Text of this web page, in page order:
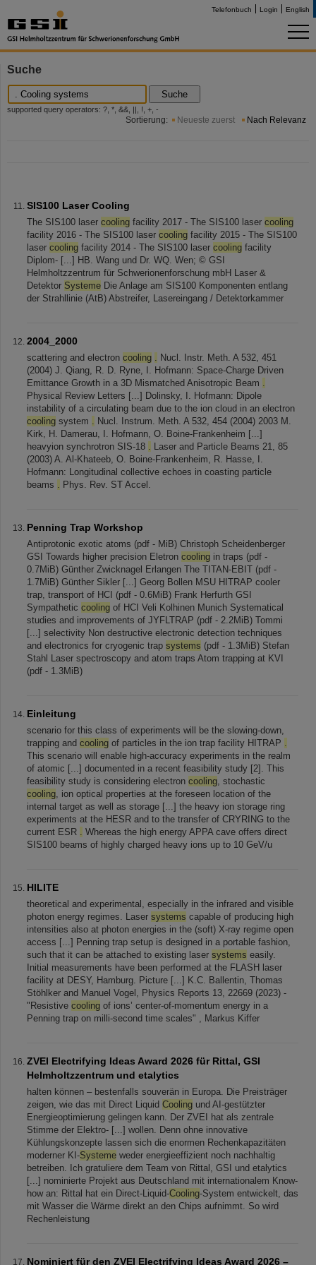
Telefonbuch Login English
Suche
Suche
supported query operators: ?, *, &&, ||, !, +, -
Sortierung: Neueste zuerst Nach Relevanz
SIS100 Laser Cooling
The SIS100 laser cooling facility 2017 - The SIS100 laser cooling
facility 2016 - The SIS100 laser cooling facility 2015 - The SIS100
laser cooling facility 2014 - The SIS100 laser cooling facility
Diplom- [...] HB. Wang und Dr. WQ. Wen; © GSI
Helmholtzzentrum für Schwerionenforschung mbH Laser &
Detektor Systeme Die Anlage am SIS100 Komponenten entlang
der Strahllinie (AtB) Abstreifer, Lasereingang / Detektorkammer
2004_2000
scattering and electron cooling . Nucl. Instr. Meth. A 532, 451
(2004) J. Qiang, R. D. Ryne, I. Hofmann: Space-Charge Driven
Emittance Growth in a 3D Mismatched Anisotropic Beam .
Physical Review Letters [...] Dolinsky, I. Hofmann: Dipole
instability of a circulating beam due to the ion cloud in an electron
cooling system . Nucl. Instrum. Meth. A 532, 454 (2004) 2003 M.
Kirk, H. Damerau, I. Hofmann, O. Boine-Frankenheim [...]
heavyion synchrotron SIS-18 . Laser and Particle Beams 21, 85
(2003) A. Al-Khateeb, O. Boine-Frankenheim, R. Hasse, I.
Hofmann: Longitudinal collective echoes in coasting particle
beams . Phys. Rev. ST Accel.
Penning Trap Workshop
Antiprotonic exotic atoms (pdf - MiB) Christoph Scheidenberger
GSI Towards higher precision Eletron cooling in traps (pdf -
0.7MiB) Günther Zwicknagel Erlangen The TITAN-EBIT (pdf -
1.7MiB) Günther Sikler [...] Georg Bollen MSU HITRAP cooler
trap, transport of HCI (pdf - 0.6MiB) Frank Herfurth GSI
Sympathetic cooling of HCI Veli Kolhinen Munich Systematical
studies and improvements of JYFLTRAP (pdf - 2.2MiB) Tommi
[...] selectivity Non destructive electronic detection techniques
and electronics for cryogenic trap systems (pdf - 1.3MiB) Stefan
Stahl Laser spectroscopy and atom traps Atom trapping at KVI
(pdf - 1.3MiB)
Einleitung
scenario for this class of experiments will be the slowing-down,
trapping and cooling of particles in the ion trap facility HITRAP .
This scenario will enable high-accuracy experiments in the realm
of atomic [...] documented in a recent feasibility study [2]. This
feasibility study is considering electron cooling, stochastic
cooling, ion optical properties at the foreseen location of the
internal target as well as storage [...] the heavy ion storage ring
experiments at the HESR and to the transfer of CRYRING to the
current ESR . Whereas the high energy APPA cave offers direct
SIS100 beams of highly charged heavy ions up to 10 GeV/u
HILITE
theoretical and experimental, especially in the infrared and visible
photon energy regimes. Laser systems capable of producing high
intensities also at photon energies in the (soft) X-ray regime open
access [...] Penning trap setup is designed in a portable fashion,
such that it can be attached to existing laser systems easily.
Initial measurements have been performed at the FLASH laser
facility at DESY, Hamburg. Picture [...] K.C. Ballentin, Thomas
Stöhlker and Manuel Vogel, Physics Reports 13, 22669 (2023) -
"Resistive cooling of ions’ center-of-momentum energy in a
Penning trap on milli-second time scales" , Markus Kiffer
ZVEI Electrifying Ideas Award 2026 für Rittal, GSI
Helmholtzzentrum und etalytics
halten können – bestenfalls souverän in Europa. Die Preisträger
zeigen, wie das mit Direct Liquid Cooling und AI-gestützter
Energieoptimierung gelingen kann. Der ZVEI hat als zentrale
Stimme der Elektro- [...] wollen. Denn ohne innovative
Kühlungskonzepte lassen sich die enormen Rechenkapazitäten
moderner KI-Systeme weder energieeffizient noch nachhaltig
betreiben. Ich gratuliere dem Team von Rittal, GSI und etalytics
[...] nominierte Projekt aus Deutschland mit internationalem Know-
how an: Rittal hat ein Direct-Liquid-Cooling-System entwickelt, das
mit Wasser die Wärme direkt an den Chips aufnimmt. So wird
Rechenleistung
Nominiert für den ZVEI Electrifying Ideas Award 2026 –